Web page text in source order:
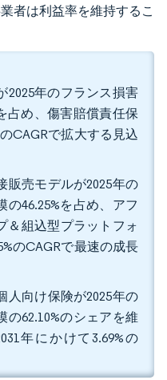
者は利益率を維持するこ
2025年のフランス損害
占め、傷害賠償責任保
CAGRで拡大する見込
販売モデルが2025年の
46.25%を占め、アフ
＆組込型プラットフォ
のCAGRで最速の成長
人向け保険が2025年の
62.10%のシェアを維
年にかけて3.69%の